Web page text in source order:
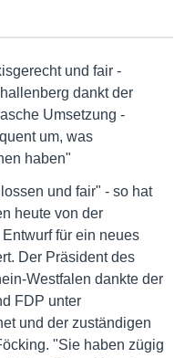
und fair -
dankt der
Umsetzung -
um, was
haben"
und fair" - so hat
heute von der
für ein neues
Der Präsident des
Westfalen dankte der
FDP unter
und der zuständigen
"Sie haben zügig